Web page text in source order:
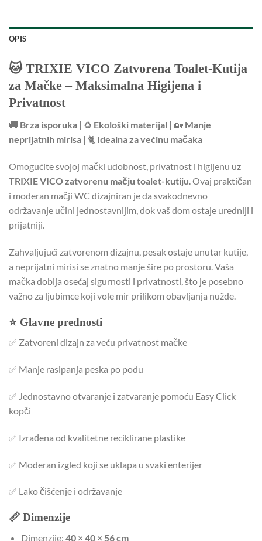
OPIS
🐱 TRIXIE VICO Zatvorena Toalet-Kutija
za Mačke – Maksimalna Higijena i
Privatnost
🚚 Brza isporuka | ♻️ Ekološki materijal | 🏡 Manje
neprijatnih mirisa | 🐈 Idealna za većinu mačaka
Omogućite svojoj mački udobnost, privatnost i higijenu uz
TRIXIE VICO zatvorenu mačju toalet-kutiju. Ovaj praktičan
i moderan mačji WC dizajniran je da svakodnevno
održavanje učini jednostavnijim, dok vaš dom ostaje uredniji i
prijatniji.
Zahvaljujući zatvorenom dizajnu, pesak ostaje unutar kutije,
a neprijatni mirisi se znatno manje šire po prostoru. Vaša
mačka dobija osećaj sigurnosti i privatnosti, što je posebno
važno za ljubimce koji vole mir prilikom obavljanja nužde.
⭐ Glavne prednosti
✅ Zatvoreni dizajn za veću privatnost mačke
✅ Manje rasipanja peska po podu
✅ Jednostavno otvaranje i zatvaranje pomoću Easy Click
kopči
✅ Izrađena od kvalitetne reciklirane plastike
✅ Moderan izgled koji se uklapa u svaki enterijer
✅ Lako čišćenje i održavanje
📏 Dimenzije
Dimenzije: 40 × 40 × 56 cm